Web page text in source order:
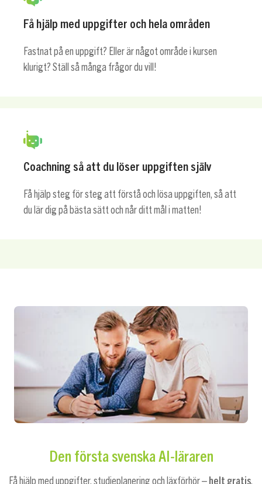
Få hjälp med uppgifter och hela områden
Fastnat på en uppgift? Eller är något område i kursen
klurigt? Ställ så många frågor du vill!
Coachning så att du löser uppgiften själv
Få hjälp steg för steg att förstå och lösa uppgiften, så att
du lär dig på bästa sätt och når ditt mål i matten!
Den första svenska AI-läraren
Få hjälp med uppgifter, studieplanering och läxförhör – helt gratis.